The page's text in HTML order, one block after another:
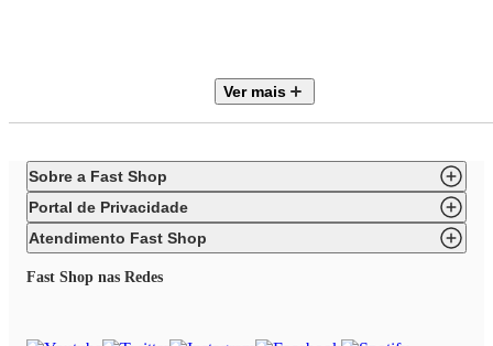
índice de carga 98 e velocidade V (até 240 km/h).
Que tal aproveitar e conhecer produtos de limpeza automotiva, para deixar
seu veículo com cheiro de novo? Aproveite!
Ver mais
Sobre a Fast Shop
Portal de Privacidade
Atendimento Fast Shop
Fast Shop nas Redes